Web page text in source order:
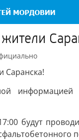
Саранска!
будут